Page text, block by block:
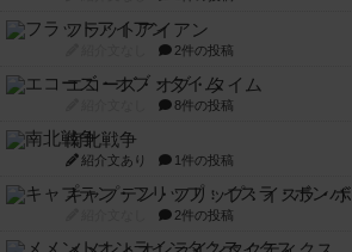
フラットアイアン
2件の投稿
エコーズ・オブ・タイム
8件の投稿
南北戦争
紹介文あり 1件の投稿
キャプテン・フリップ：イスラ・
2件の投稿